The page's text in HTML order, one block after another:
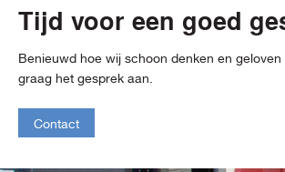
Tijd voor een goed
Benieuwd hoe wij schoon denken en
graag het gesprek aan.
Contact